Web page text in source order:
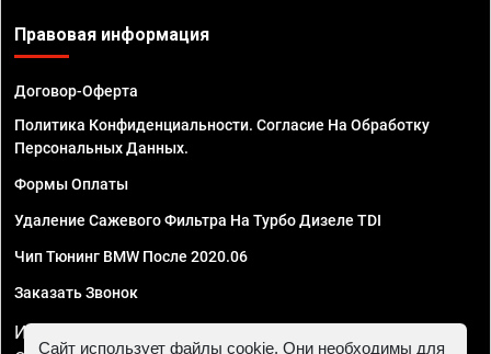
Правовая информация
Договор-Оферта
Политика Конфиденциальности. Согласие На Обработку
Персональных Данных.
Формы Оплаты
Удаление Сажевого Фильтра На Турбо Дизеле TDI
Чип Тюнинг BMW После 2020.06
Заказать Звонок
ИП Смирнов Георгий Павлович. ИНН 781302555843,
Сайт использует файлы cookie. Они необходимы для